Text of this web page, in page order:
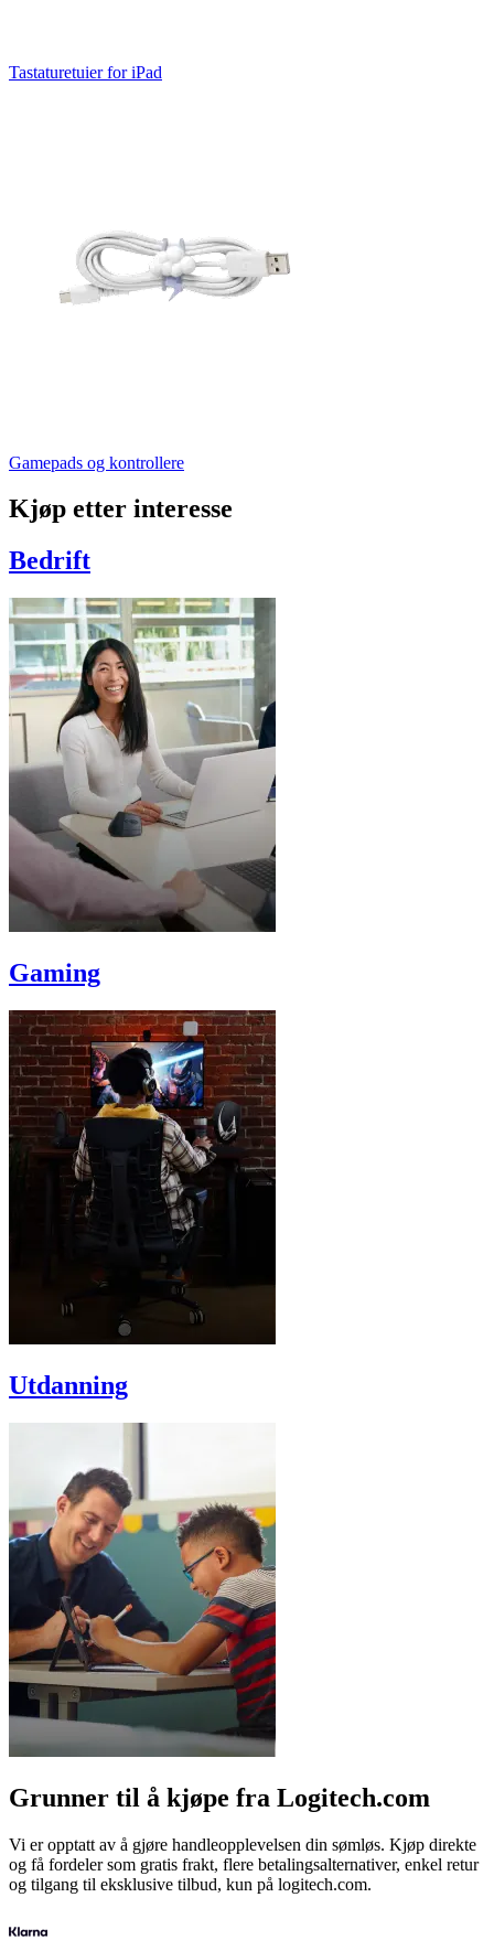
Tastaturetuier for iPad
Gamepads og kontrollere
Kjøp etter interesse
Bedrift
Gaming
Utdanning
Grunner til å kjøpe fra Logitech.com
Vi er opptatt av å gjøre handleopplevelsen din sømløs. Kjøp direkte
og få fordeler som gratis frakt, flere betalingsalternativer, enkel retur
og tilgang til eksklusive tilbud, kun på logitech.com.